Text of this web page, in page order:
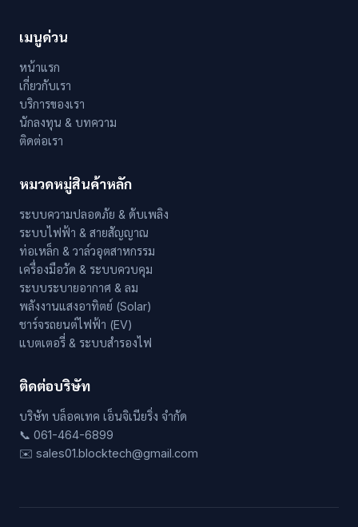
เมนูด่วน
หน้าแรก
เกี่ยวกับเรา
บริการของเรา
นักลงทุน & บทความ
ติดต่อเรา
หมวดหมู่สินค้าหลัก
ระบบความปลอดภัย & ดับเพลิง
ระบบไฟฟ้า & สายสัญญาณ
ท่อเหล็ก & วาล์วอุตสาหกรรม
เครื่องมือวัด & ระบบควบคุม
ระบบระบายอากาศ & ลม
พลังงานแสงอาทิตย์ (Solar)
ชาร์จรถยนต์ไฟฟ้า (EV)
แบตเตอรี่ & ระบบสำรองไฟ
ติดต่อบริษัท
บริษัท บล็อคเทค เอ็นจิเนียริ่ง จำกัด
📞 061-464-6899
✉️ sales01.blocktech@gmail.com